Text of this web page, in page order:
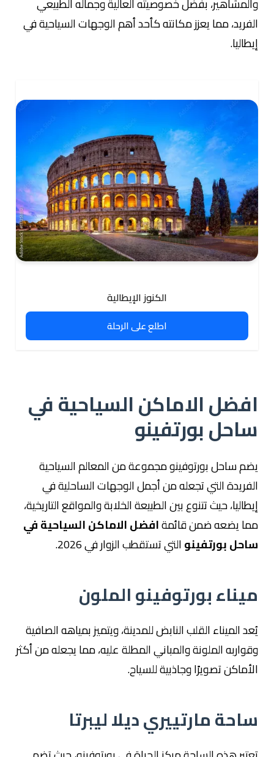
الفريد، مما يعزز مكانته كأحد أهم الوجهات السياحية في
إيطاليا.
الكنوز الإيطالية
اطلع على الرحلة
افضل الاماكن السياحية في
ساحل بورتفينو
يضم ساحل بورتوفينو مجموعة من المعالم السياحية
الفريدة التي تجعله من أجمل الوجهات الساحلية في
إيطاليا، حيث تتنوع بين الطبيعة الخلابة والمواقع التاريخية،
مما يضعه ضمن قائمةافضل الاماكن السياحية في
ساحل بورتفينوالتي تستقطب الزوار في 2026.
ميناء بورتوفينو الملون
يُعد الميناء القلب النابض للمدينة، ويتميز بمياهه الصافية
وقواربه الملونة والمباني المطلة عليه، مما يجعله من أكثر
الأماكن تصويرًا وجاذبية للسياح.
ساحة مارتييري ديلا ليبرتا